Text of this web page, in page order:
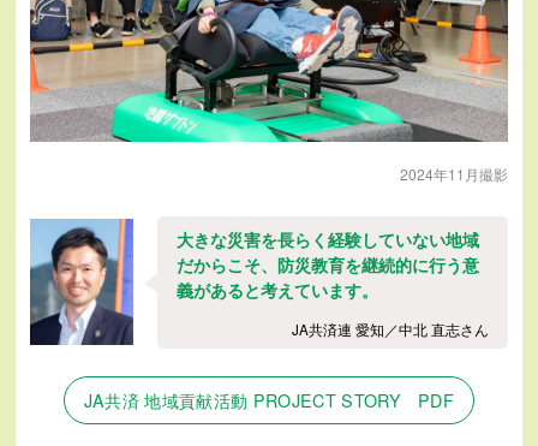
2024年11月撮影
大きな災害を長らく経験していない地域
だからこそ、防災教育を継続的に行う意
義があると考えています。
JA共済連 愛知／中北 直志さん
JA共済 地域貢献活動 PROJECT STORY PDF